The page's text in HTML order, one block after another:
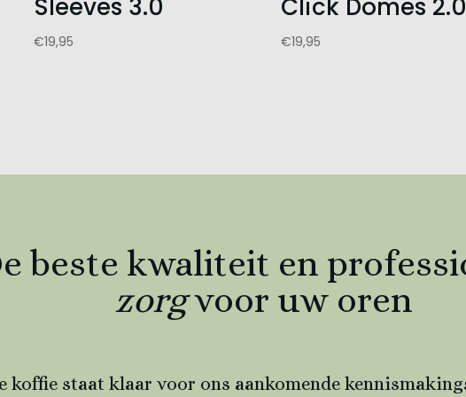
Sleeves 3.0
€19,95
Click Domes 2.0
€19,95
beste kwaliteit en
zorgvoor uw oren
koffie staat klaar voor ons aankomende